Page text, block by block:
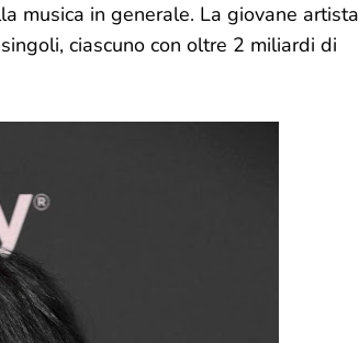
musica in generale. La giovane artista
ciascuno con oltre 2 miliardi di